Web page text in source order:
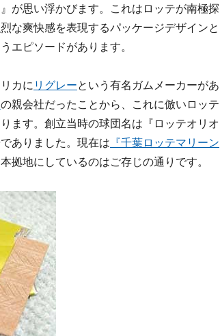
が思い浮かびます。これはロッテが南極探
な爽快感を表現するパッケージデザインと
エピソードがあります。
カに リグレーという有名ガムメーカーがあ
の親会社だったことから、これに倣いロッテ
ます。創立当時の球団名は『ロッテオリオ
ありました。現在は 『千葉ロッテマリーン
拠地にしているのはご存じの通りです。